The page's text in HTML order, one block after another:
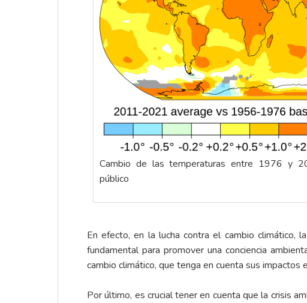
Cambio de las temperaturas entre 1976 y
público
En efecto, en la lucha contra el cambio climático,
fundamental para promover una conciencia
cambio climático, que tenga en cuenta sus impactos
Por último, es crucial tener en cuenta que la crisis